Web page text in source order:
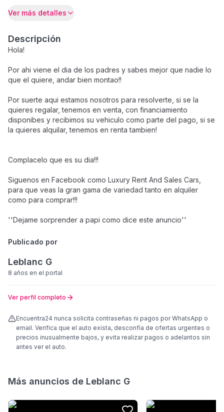
Ver más detalles
Descripción
Hola!
Por ahi viene el dia de los padres y sabes mejor que nadie lo
que el quiere, andar bien montao!!
Por suerte aqui estamos nosotros para resolverte, si se la
quieres regalar, tenemos en venta, con financiamiento
disponibes y recibimos su vehiculo como parte del pago, si se
la quieres alquilar, tenemos en renta tambien!
Complacelo que es su dia!!!
Siguenos en Facebook como Luxury Rent And Sales Cars,
para que veas la gran gama de variedad tanto en alquiler
como para comprar!!!
''Dejame sorprender a papi como dice este anuncio''
Publicado por
Leblanc G
8 años en el portal
Ver perfil completo
Encuentra24 nunca solicita contraseñas ni pagos por WhatsApp o
email. Verifica que el auto exista, desconfía de ofertas urgentes o
precios inusualmente bajos, y evita realizar pagos o adelantos sin
antes ver el auto.
Más anuncios de Leblanc G